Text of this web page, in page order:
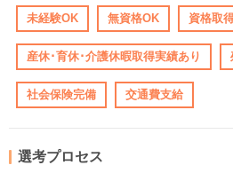
未経験OK 無資格OK 資格取
産休･育休･介護休暇取得実績あり
社会保険完備 交通費支給
選考プロセス